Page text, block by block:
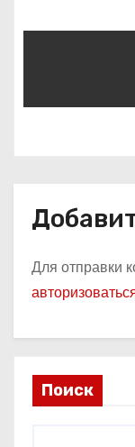
Для отправки
Поиск